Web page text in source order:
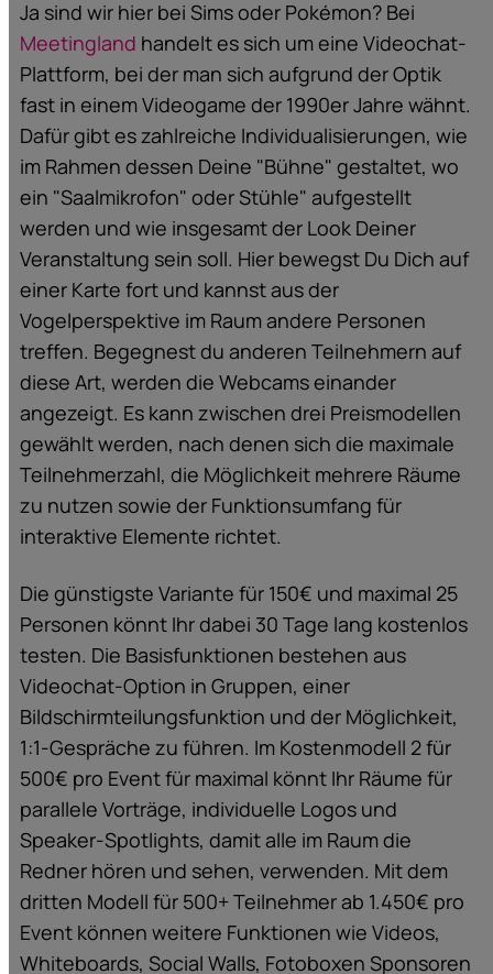
Ja sind wir hier bei Sims oder Pokémon? Bei
Meetingland handelt es sich um eine Videochat-
Plattform, bei der man sich aufgrund der Optik
fast in einem Videogame der 1990er Jahre wähnt.
Dafür gibt es zahlreiche Individualisierungen, wie
im Rahmen dessen Deine "Bühne" gestaltet, wo
ein "Saalmikrofon" oder Stühle" aufgestellt
werden und wie insgesamt der Look Deiner
Veranstaltung sein soll. Hier bewegst Du Dich auf
einer Karte fort und kannst aus der
Vogelperspektive im Raum andere Personen
treffen. Begegnest du anderen Teilnehmern auf
diese Art, werden die Webcams einander
angezeigt. Es kann zwischen drei Preismodellen
gewählt werden, nach denen sich die maximale
Teilnehmerzahl, die Möglichkeit mehrere Räume
zu nutzen sowie der Funktionsumfang für
interaktive Elemente richtet.
Die günstigste Variante für 150€ und maximal 25
Personen könnt Ihr dabei 30 Tage lang kostenlos
testen. Die Basisfunktionen bestehen aus
Videochat-Option in Gruppen, einer
Bildschirmteilungsfunktion und der Möglichkeit,
1:1-Gespräche zu führen. Im Kostenmodell 2 für
500€ pro Event für maximal könnt Ihr Räume für
parallele Vorträge, individuelle Logos und
Speaker-Spotlights, damit alle im Raum die
Redner hören und sehen, verwenden. Mit dem
dritten Modell für 500+ Teilnehmer ab 1.450€ pro
Event können weitere Funktionen wie Videos,
Whiteboards, Social Walls, Fotoboxen Sponsoren